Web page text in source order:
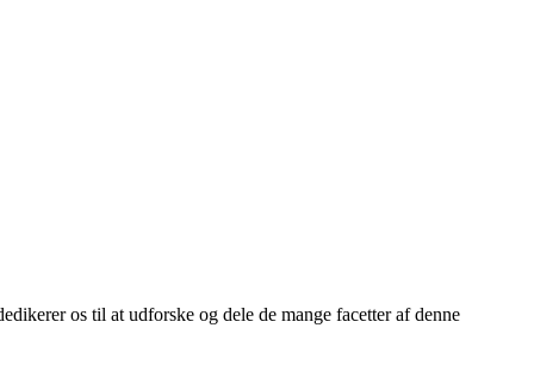
os til at udforske og dele de mange facetter af denne